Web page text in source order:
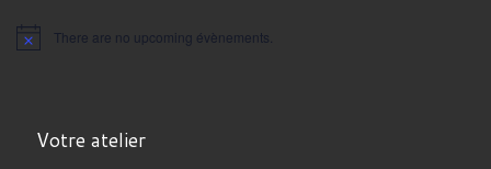
There are no upcoming évènements.
Votre atelier